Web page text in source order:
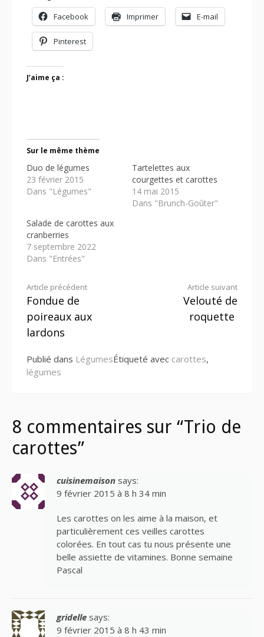
Facebook Imprimer E-mail
Pinterest
J’aime ça :
Sur le même thème
Duo de légumes
23 février 2015
Dans "Légumes"
Tartelettes aux
courgettes et carottes
14 mai 2015
Dans "Brunch-Goûter"
Salade de carottes aux
cranberries
7 septembre 2022
Dans "Entrées"
Lire
la
suite
Article précédent
Fondue de
poireaux aux
lardons
Article suivant
Velouté de
roquette
Publié dans LégumesÉtiqueté avec carottes,
légumes
8 commentaires sur “Trio de
carottes”
cuisinemaison says:
9 février 2015 à 8 h 34 min
Les carottes on les aime à la maison, et
particulièrement ces veilles carottes
colorées. En tout cas tu nous présente une
belle assiette de vitamines. Bonne semaine
Pascal
gridelle says:
9 février 2015 à 8 h 43 min